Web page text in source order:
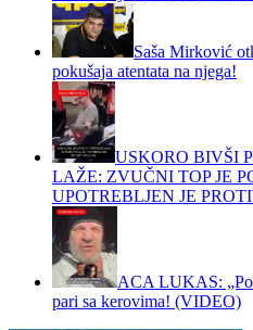
Saša Mirković
pokušaja atentata na njega!
USKORO BIVŠI
LAŽE: ZVUČNI TOP JE
UPOTREBLJEN JE
ACA LUKAS:
pari sa kerovima! (VIDEO)